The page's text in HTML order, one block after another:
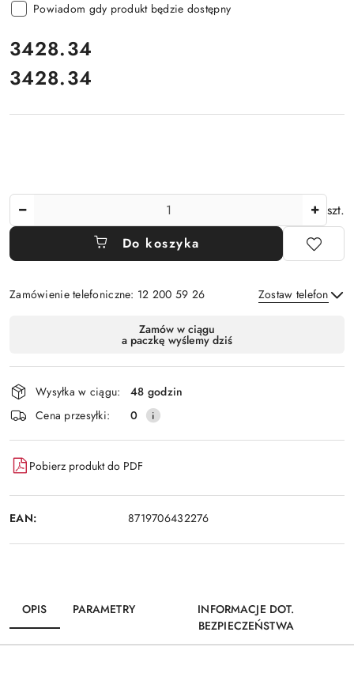
Powiadom gdy produkt będzie dostępny
cena:
3428.34
Cena:
3428.34
szt.
Do koszyka
Zamówienie telefoniczne: 12 200 59 26 Zostaw telefon
Wyślij
dostawa
Zamów w ciągu
a paczkę wyślemy dziś
Wysyłka w ciągu:
48 godzin
Cena przesyłki:
0
Pobierz produkt do PDF
EAN: 8719706432276
OPIS PARAMETRY
INFORMACJE DOT.
BEZPIECZEŃSTWA